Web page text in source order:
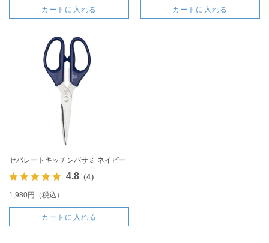
カートに入れる カートに入れる
セパレートキッチンバサミ ネイビー
4.8（4）
1,980円（税込）
カートに入れる